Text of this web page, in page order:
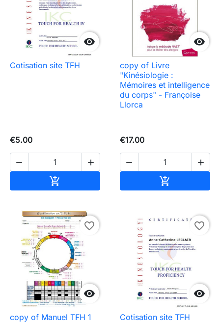

Cotisation site TFH
€5.00
 


copy of Livre
"Kinésiologie :
Mémoires et intelligence
du corps" - Françoise
Llorca
€17.00
 


favorite_border
copy of Manuel TFH 1

favorite_border
Cotisation site TFH